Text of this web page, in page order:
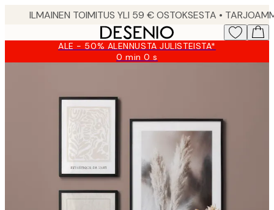
ALE - 50% ALENNUSTA JULISTEISTA*
0 min0 s
Voimassa